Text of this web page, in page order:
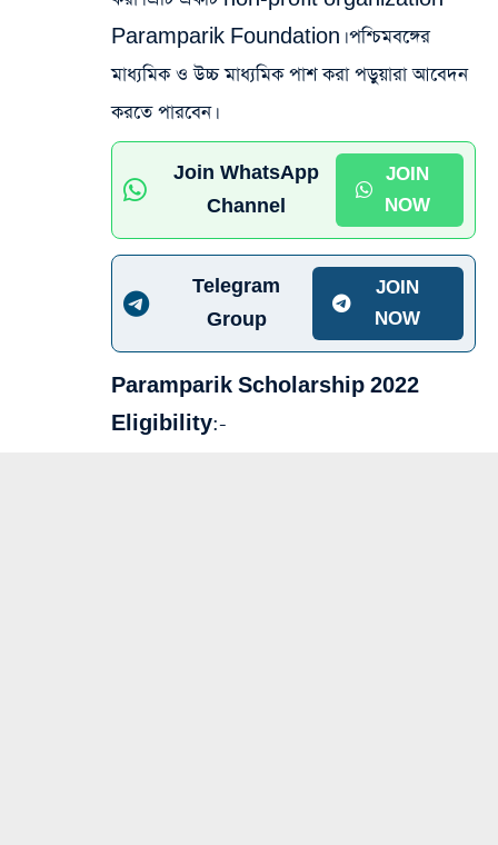
Paramparik Foundation। পশ্চিমবঙ্গের
মাধ্যমিক ও উচ্চ মাধ্যমিক পাশ করা পড়ুয়ারা আবেদন
করতে পারবেন।
Join WhatsApp
Channel
JOIN
NOW
Telegram
Group
JOIN
NOW
Paramparik Scholarship 2022
Eligibility:-